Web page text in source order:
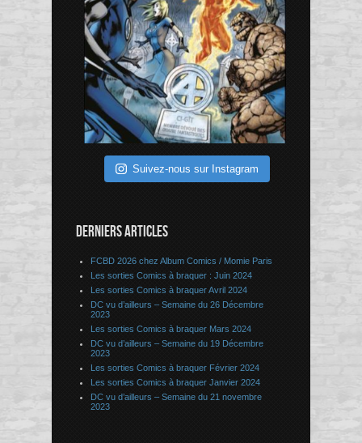
Suivez-nous sur Instagram
DERNIERS ARTICLES
FCBD 2026 chez Album Comics / Momie Paris
Les sorties Comics à braquer : Juin 2024
Les sorties Comics à braquer Avril 2024
DC vu d’ailleurs – Semaine du 26 Décembre
2023
Les sorties Comics à braquer Mars 2024
DC vu d’ailleurs – Semaine du 19 Décembre
2023
Les sorties Comics à braquer Février 2024
Les sorties Comics à braquer Janvier 2024
DC vu d’ailleurs – Semaine du 21 novembre
2023